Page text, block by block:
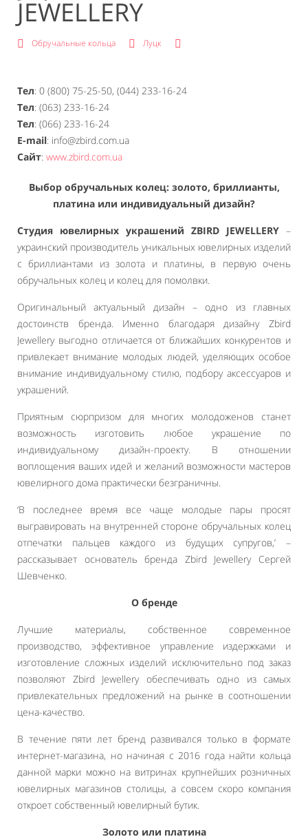
JEWELLERY
Обручальные кольца Луцк
Тел: 0 (800) 75-25-50, (044) 233-16-24
Тел: (063) 233-16-24
Тел: (066) 233-16-24
E-mail: info@zbird.com.ua
Сайт: www.zbird.com.ua
Выбор обручальных колец: золото, бриллианты,
платина или индивидуальный дизайн?
Студия ювелирных украшений ZBIRD JEWELLERY –
украинский производитель уникальных ювелирных изделий
с бриллиантами из золота и платины, в первую очень
обручальных колец и колец для помолвки.
Оригинальный актуальный дизайн – одно из главных
достоинств бренда. Именно благодаря дизайну Zbird
Jewellery выгодно отличается от ближайших конкурентов и
привлекает внимание молодых людей, уделяющих особое
внимание индивидуальному стилю, подбору аксессуаров и
украшений.
Приятным сюрпризом для многих молодоженов станет
возможность изготовить любое украшение по
индивидуальному дизайн-проекту. В отношении
воплощения ваших идей и желаний возможности мастеров
ювелирного дома практически безграничны.
‘В последнее время все чаще молодые пары просят
выгравировать на внутренней стороне обручальных колец
отпечатки пальцев каждого из будущих супругов,’ –
рассказывает основатель бренда Zbird Jewellery Сергей
Шевченко.
О бренде
Лучшие материалы, собственное современное
производство, эффективное управление издержками и
изготовление сложных изделий исключительно под заказ
позволяют Zbird Jewellery обеспечивать одно из самых
привлекательных предложений на рынке в соотношении
цена-качество.
В течение пяти лет бренд развивался только в формате
интернет-магазина, но начиная с 2016 года найти кольца
данной марки можно на витринах крупнейших розничных
ювелирных магазинов столицы, а совсем скоро компания
откроет собственный ювелирный бутик.
Золото или платина